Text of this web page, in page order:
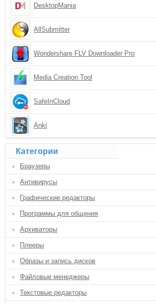
DesktopMania
AllSubmitter
Wondershare FLV Downloader Pro
Media Creation Tool
SafeInCloud
Anki
Категории
Браузеры
Антивирусы
Графические редакторы
Программы для общения
Архиваторы
Плееры
Образы и запись дисков
Файловые менеджеры
Текстовые редакторы